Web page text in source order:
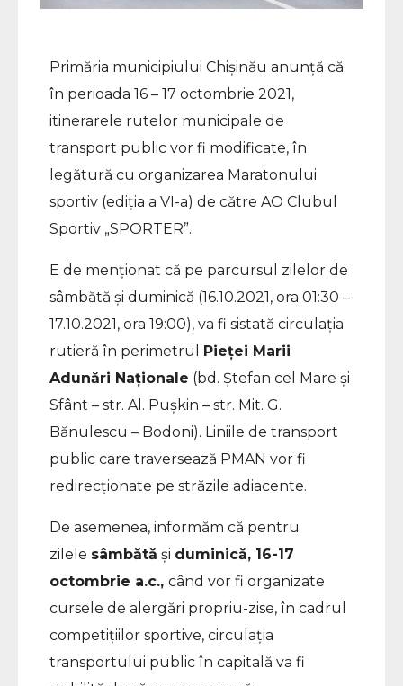
Primăria municipiului Chişinău anunţă că
în perioada 16 – 17 octombrie 2021,
itinerarele rutelor municipale de
transport public vor fi modificate, în
legătură cu organizarea Maratonului
sportiv (ediția a VI-a) de către AO Clubul
Sportiv „SPORTER”.
E de menționat că pe parcursul zilelor de
sâmbătă și duminică (16.10.2021, ora 01:30 –
17.10.2021, ora 19:00), va fi sistată circulația
rutieră în perimetrul Pieței Marii
Adunări Naționale (bd. Ștefan cel Mare și
Sfânt – str. Al. Pușkin – str. Mit. G.
Bănulescu – Bodoni). Liniile de transport
public care traversează PMAN vor fi
redirecționate pe străzile adiacente.
De asemenea, informăm că pentru
zilele sâmbătă și duminică, 16-17
octombrie a.c., când vor fi organizate
cursele de alergări propriu-zise, în cadrul
competițiilor sportive, circulația
transportului public în capitală va fi